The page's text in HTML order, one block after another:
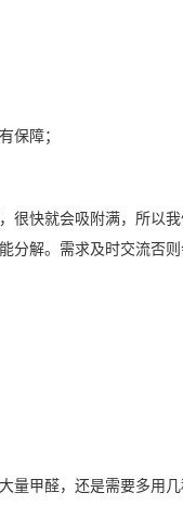
保障；
很快就会吸附满，所以
分解。需求及时交流否
甲醛，还是需要多用几